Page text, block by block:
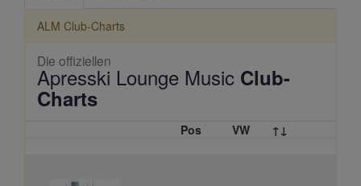
ALM Club-Charts
Die offiziellen
Apresski Lounge Music Club-
Charts
Pos VW ↑↓